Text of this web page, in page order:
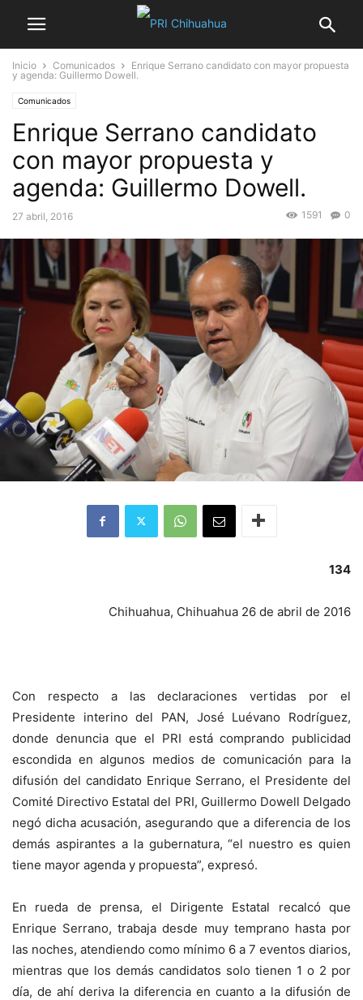
Inicio Comunicados
Enrique Serrano candidato con mayor propuesta
y agenda: Guillermo Dowell.
Comunicados
Enrique Serrano candidato
con mayor propuesta y
agenda: Guillermo Dowell.
27 abril, 2016 0
1591
134
Chihuahua, Chihuahua 26 de abril de 2016
Con respecto a las declaraciones vertidas por el
Presidente interino del PAN, José Luévano Rodríguez,
donde denuncia que el PRI está comprando publicidad
escondida en algunos medios de comunicación para la
difusión del candidato Enrique Serrano, el Presidente del
Comité Directivo Estatal del PRI, Guillermo Dowell Delgado
negó dicha acusación, asegurando que a diferencia de los
demás aspirantes a la gubernatura, “el nuestro es quien
tiene mayor agenda y propuesta”, expresó.
En rueda de prensa, el Dirigente Estatal recalcó que
Enrique Serrano, trabaja desde muy temprano hasta por
las noches, atendiendo como mínimo 6 a 7 eventos diarios,
mientras que los demás candidatos solo tienen 1 o 2 por
día, de ahí deriva la diferencia en cuanto a la difusión de